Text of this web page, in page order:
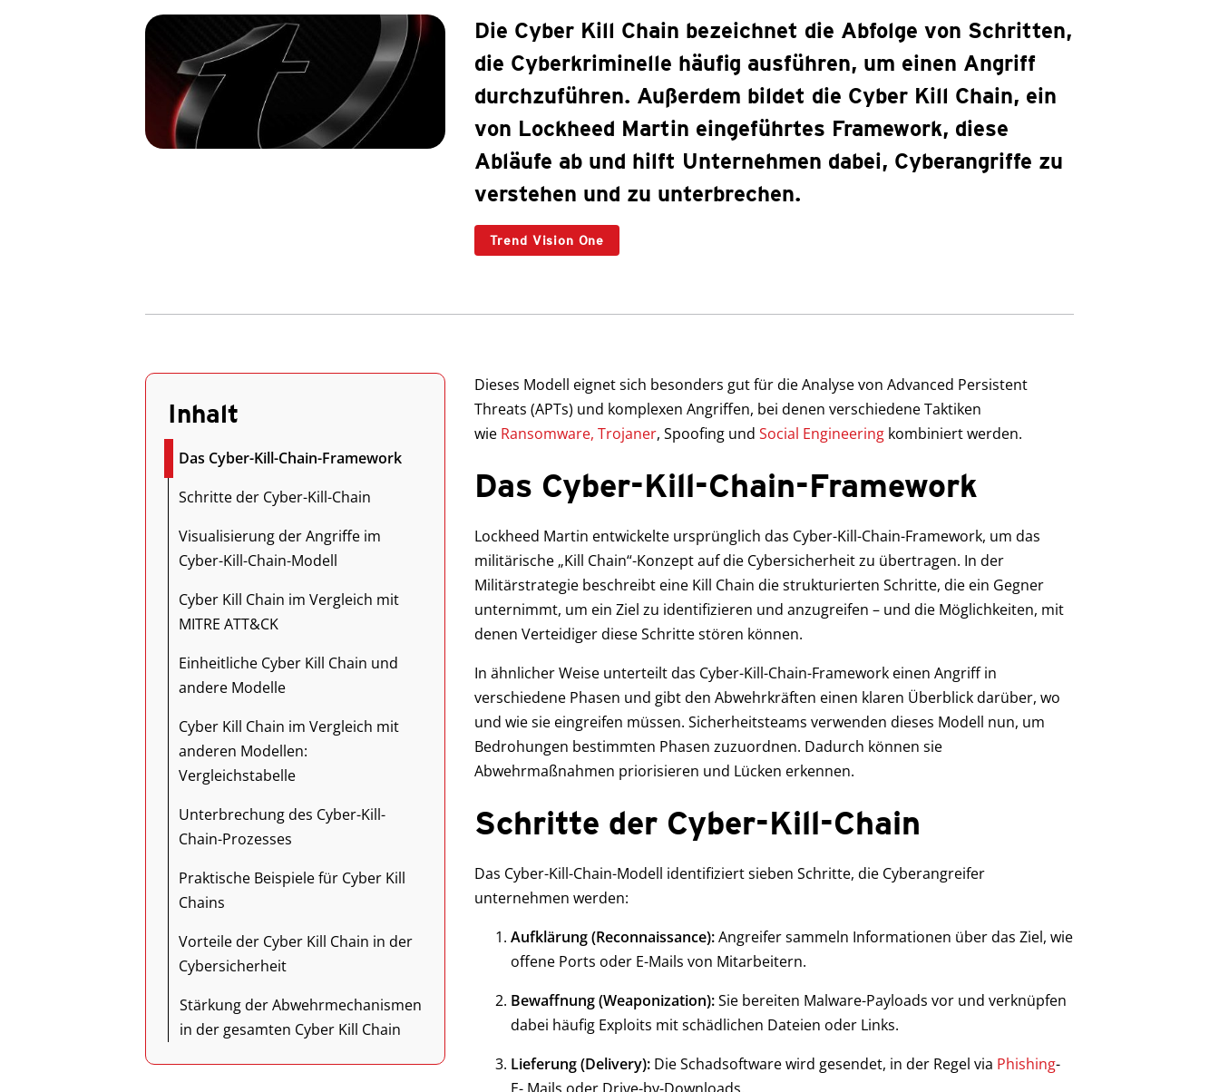
Die Cyber Kill Chain bezeichnet die Abfolge von Schritten,
die Cyberkriminelle häufig ausführen, um einen Angriff
durchzuführen. Außerdem bildet die Cyber Kill Chain, ein
von Lockheed Martin eingeführtes Framework, diese
Abläufe ab und hilft Unternehmen dabei, Cyberangriffe zu
verstehen und zu unterbrechen.
Trend Vision One
Inhalt
Das Cyber-Kill-Chain-Framework
Schritte der Cyber-Kill-Chain
Visualisierung der Angriffe im
Cyber-Kill-Chain-Modell
Cyber Kill Chain im Vergleich mit
MITRE ATT&CK
Einheitliche Cyber Kill Chain und
andere Modelle
Cyber Kill Chain im Vergleich mit
anderen Modellen:
Vergleichstabelle
Unterbrechung des Cyber-Kill-
Chain-Prozesses
Praktische Beispiele für Cyber Kill
Chains
Vorteile der Cyber Kill Chain in der
Cybersicherheit
Stärkung der Abwehrmechanismen
in der gesamten Cyber Kill Chain
Dieses Modell eignet sich besonders gut für die Analyse von Advanced Persistent
Threats (APTs) und komplexen Angriffen, bei denen verschiedene Taktiken
wie Ransomware, Trojaner, Spoofing und Social Engineeringkombiniert werden.
Das Cyber-Kill-Chain-Framework
Lockheed Martin entwickelte ursprünglich das Cyber-Kill-Chain-Framework, um das
militärische „Kill Chain“-Konzept auf die Cybersicherheit zu übertragen. In der
Militärstrategie beschreibt eine Kill Chain die strukturierten Schritte, die ein Gegner
unternimmt, um ein Ziel zu identifizieren und anzugreifen – und die Möglichkeiten, mit
denen Verteidiger diese Schritte stören können.
In ähnlicher Weise unterteilt das Cyber-Kill-Chain-Framework einen Angriff in
verschiedene Phasen und gibt den Abwehrkräften einen klaren Überblick darüber, wo
und wie sie eingreifen müssen. Sicherheitsteams verwenden dieses Modell nun, um
Bedrohungen bestimmten Phasen zuzuordnen. Dadurch können sie
Abwehrmaßnahmen priorisieren und Lücken erkennen.
Schritte der Cyber-Kill-Chain
Das Cyber-Kill-Chain-Modell identifiziert sieben Schritte, die Cyberangreifer
unternehmen werden:
Aufklärung (Reconnaissance):Angreifer sammeln Informationen über das Ziel, wie
offene Ports oder E-Mails von Mitarbeitern.
Bewaffnung (Weaponization):Sie bereiten Malware-Payloads vor und verknüpfen
dabei häufig Exploits mit schädlichen Dateien oder Links.
Lieferung (Delivery): Die Schadsoftware wird gesendet, in der Regel via Phishing-